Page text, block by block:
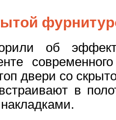
об
двери со
в